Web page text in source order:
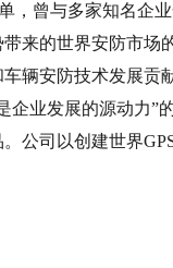
，曾与多家知名企
来的世界安防市场
辆安防技术发展贡
业发展的源动力”
公司以创建世界